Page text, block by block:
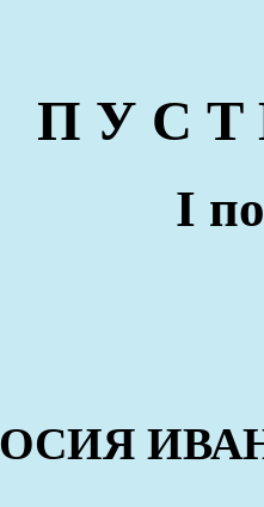
П У С
I